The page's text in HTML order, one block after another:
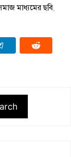
মাধ্যমের ছবি,